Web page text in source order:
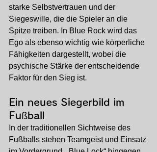
starke Selbstvertrauen und der
Siegeswille, die die Spieler an die
Spitze treiben. In Blue Rock wird das
Ego als ebenso wichtig wie körperliche
Fähigkeiten dargestellt, wobei die
psychische Stärke der entscheidende
Faktor für den Sieg ist.
Ein neues Siegerbild im
Fußball
In der traditionellen Sichtweise des
Fußballs stehen Teamgeist und Einsatz